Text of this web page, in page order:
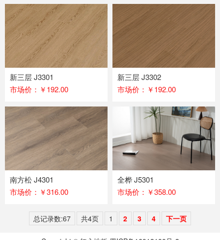
新三层 J3301
市场价：￥192.00
新三层 J3302
市场价：￥192.00
南方松 J4301
市场价：￥316.00
全桦 J5301
市场价：￥358.00
总记录数:67 共4页 1 2 3 4 下一页